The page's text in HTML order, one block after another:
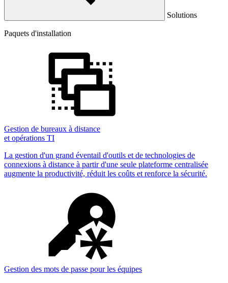
Solutions
Paquets d'installation
Gestion de bureaux à distance
et opérations TI
La gestion d'un grand éventail d'outils et de technologies de
connexions à distance à partir d'une seule plateforme centralisée
augmente la productivité, réduit les coûts et renforce la sécurité.
Gestion des mots de passe pour les équipes